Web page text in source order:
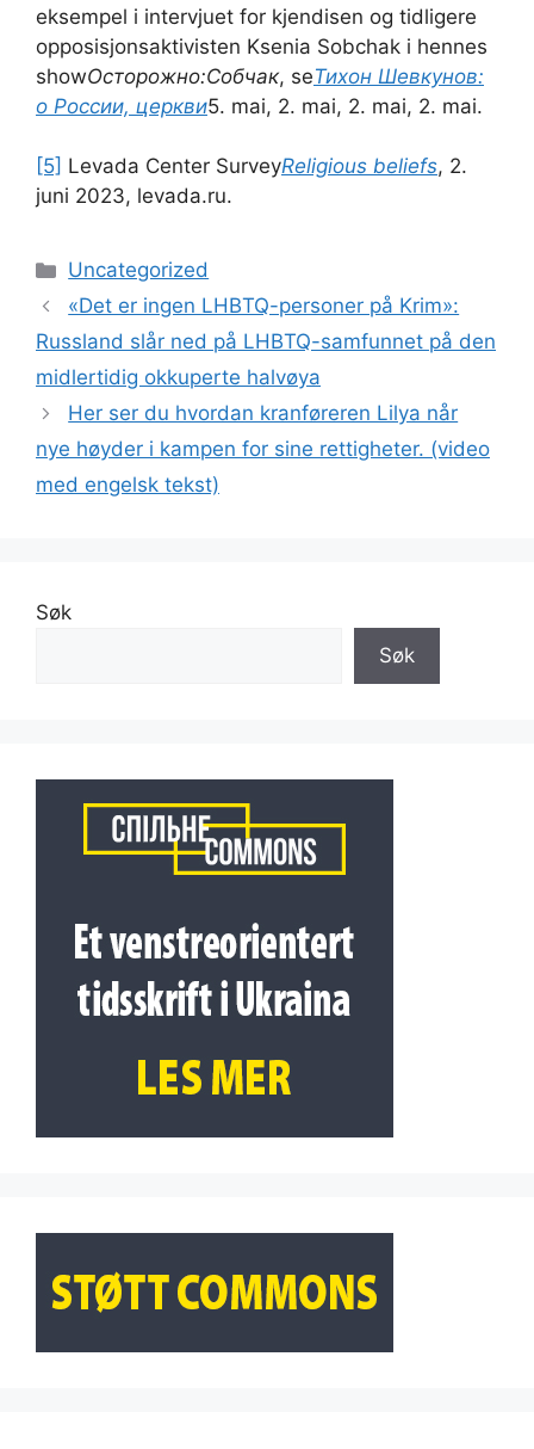
eksempel i intervjuet for kjendisen og tidligere
opposisjonsaktivisten Ksenia Sobchak i hennes
showОсторожно:Собчак, seТихон Шевкунов:
о России, церкви5. mai, 2. mai, 2. mai, 2. mai.
[5] Levada Center SurveyReligious beliefs, 2.
juni 2023, levada.ru.
Kategorier
Uncategorized
«Det er ingen LHBTQ-personer på Krim»:
Russland slår ned på LHBTQ-samfunnet på den
midlertidig okkuperte halvøya
Her ser du hvordan kranføreren Lilya når
nye høyder i kampen for sine rettigheter. (video
med engelsk tekst)
Søk
Søk